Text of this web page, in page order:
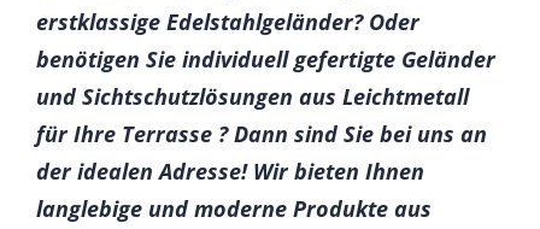
erstklassige Edelstahlgeländer? Oder
benötigen Sie individuell gefertigte Geländer
und Sichtschutzlösungen aus Leichtmetall
für Ihre Terrasse ? Dann sind Sie bei uns an
der idealen Adresse! Wir bieten Ihnen
langlebige und moderne Produkte aus